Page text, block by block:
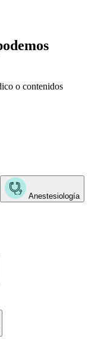
o contenidos
Anestesiología